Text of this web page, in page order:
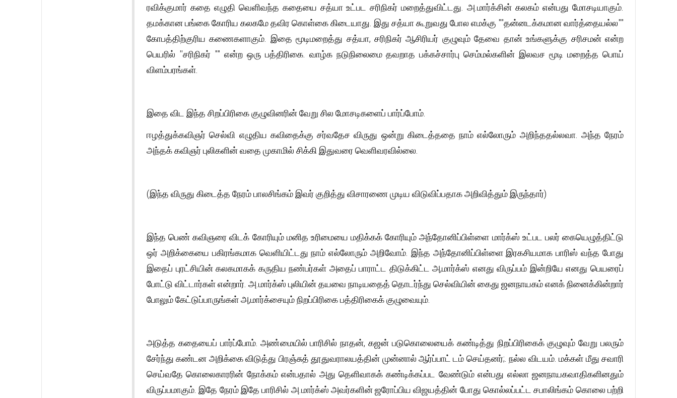
ரவிக்குமார் கதை எழுதி வெளிவந்த கதையை சத்யா உட்பட சரிநிகர் மறைத்துவிட்டது. அ.மார்க்சின் கலகம் என்பது மோசடியாகும்.
தமக்கான பங்கை கோரிய கலகமே தவிர கொள்கை கிடையாது. இது சத்யா கூறுவது போல எமக்கு ""தன்னடக்கமான வார்த்தையல்ல""
கோபத்திற்குரிய கணைகளாகும். இதை மூடிமறைத்து சத்யா, சரிநிகர் ஆசிரியர் குழுவும் தேவை தான் உங்களுக்கு சரிசமன் என்ற
பெயரில் ''சரிநிகர் "" என்ற ஒரு பத்திரிகை. வாழ்க நடுநிலைமை தவறாத பக்கச்சார்பு செம்மல்களின் இலவச மூடி மறைத்த பொய்
விளம்பரங்கள்.
இதை விட இந்த சிறப்பிரிகை குழுவினரின் வேறு சில மோசடிகளைப் பார்ப்போம்.
ஈழத்துக்கவிஞர் செல்வி எழுதிய கவிதைக்கு சர்வதேச விருது ஒன்று கிடைத்ததை நாம் எல்லோரும் அறிந்ததல்லவா. அந்த நேரம்
அந்தக் கவிஞர் புலிகளின் வதை முகாமில் சிக்கி இதுவரை வெளிவரவில்லை.
(இந்த விருது கிடைத்த நேரம் பாலசிங்கம் இவர் குறித்து விசாரணை முடிய விடுவிப்பதாக அறிவித்தும் இருந்தார்)
இந்த பெண் கவிஞரை விடக் கோரியும் மனித உரிமையை மதிக்கக் கோரியும் அந்தோனிப்பிள்ளை மார்க்ஸ் உட்பட பலர் கையெழுத்திட்டு
ஒர் அறிக்கையை பகிரங்கமாக வெளியிட்டது நாம் எல்லோரும் அறிவோம். இந்த அந்தோனிப்பிள்ளை இரகசியமாக பாரிஸ் வந்த போது
இதைப் புரட்சியின் கலகமாகக் கருதிய நண்பர்கள் அதைப் பாராட்ட திடுக்கிட்ட அ,மார்க்ஸ் எனது விருப்பம் இன்றியே எனது பெயரைப்
போட்டு விட்டார்கள் என்றார். அ.மார்க்ஸ் புலியின் தயவை நாடியதைத் தொடர்ந்து செல்வியின் கைது ஜனநாயகம் எனக் நினைக்கின்றார்
போலும் கேட்டுப்பாருங்கள் அ,மார்க்சையும் நிறப்பிரிகை பத்திரிகைக் குழுவையும்.
அடுத்த கதையைப் பார்ப்போம். அண்மையில் பாரிசில் நாதன், கஜன் படுகொலையைக் கண்டித்து நிறப்பிரிகைக் குழுவும் வேறு பலரும்
சேர்ந்து கண்டன அறிக்கை விடுத்து பிரஞ்சுத் தூதுவராலயத்தின் முன்னால் ஆர்ப்பாட் டம் செய்தனர்;. நல்ல விடயம். மக்கள் மீது சவாரி
செய்வதே கொலைகாரரின் நோக்கம் என்பதால் அது தெளிவாகக் கண்டிக்கப்பட வேண்டும் என்பது எல்லா ஜனநாயகவாதிகளினதும்
விருப்பமாகும். இதே நேரம் இதே பாரிசில் அ.மார்க்ஸ் அவர்களின் ஜரோப்பிய விஜயத்தின் போது கொல்லப்பட்ட சபாலிங்கம் கொலை பற்றி